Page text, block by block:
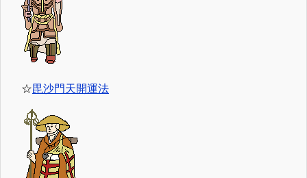
☆毘沙門天開運法